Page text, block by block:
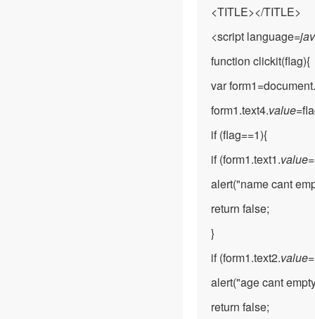
<TITLE></TITLE>
<script language=
function clickit(flag){
var
form1.text4.value
if (flag==1){
if (form1.text1.value
alert("name cant
return false;
}
if (form1.text2.value
alert("age cant
return false;